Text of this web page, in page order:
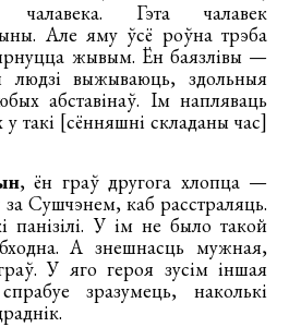
чалавека. Гэта чалавек
Але яму ўсё роўна трэба
жывым. Ён баязлівы —
выжываюць, здольныя
абставінаў. Ім напляваць
у такі [сённяшні складаны час]
, ён граў другога хлопца —
Сушчэнем, каб расстраляць.
У ім не было такой
А знешнасць мужная,
У яго героя зусім іншая
зразумець, наколькі